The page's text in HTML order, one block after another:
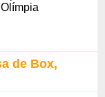
de Box,